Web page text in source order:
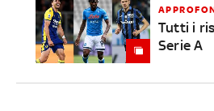
Tutti i
Serie A